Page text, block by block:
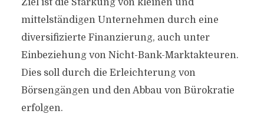
Ziel ist die Stärkung von kleinen und
mittelständigen Unternehmen durch eine
diversifizierte Finanzierung, auch unter
Einbeziehung von Nicht-Bank-Marktakteuren.
Dies soll durch die Erleichterung von
Börsengängen und den Abbau von Bürokratie
erfolgen.